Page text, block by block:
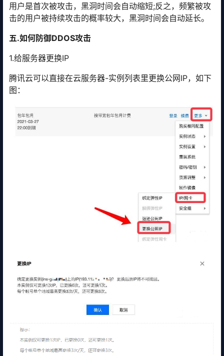
用户是首次被攻击，黑洞时间会自动缩短;反之，频繁被攻
击的用户被持续攻击的概率较大，黑洞时间会自动延长。
五.如何防御DDOS攻击
1.给服务器更换IP
腾讯云可以直接在云服务器-实例列表里更换公网IP，如下
图：